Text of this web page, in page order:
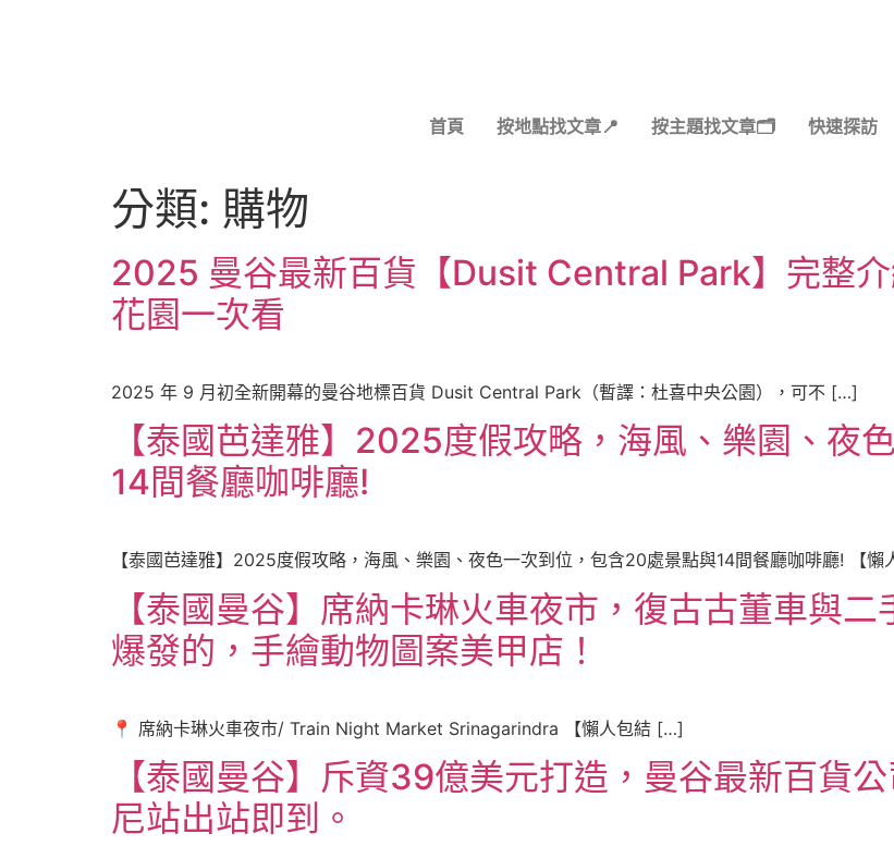
首頁 按地點找文章📍 按主題找文章🗂️ 快速探訪
分類: 購物
2025 曼谷最新百貨【Dusit Central Park】完整
花園一次看
2025 年 9 月初全新開幕的曼谷地標百貨 Dusit Central Park（暫譯：杜喜中央公園），可不 […]
【泰國芭達雅】2025度假攻略，海風、樂園、夜
14間餐廳咖啡廳!
【泰國芭達雅】2025度假攻略，海風、樂園、夜色一次到位，包含20處景點與14間餐廳咖啡廳! 【
【泰國曼谷】席納卡琳火車夜市，復古古董車與
爆發的，手繪動物圖案美甲店！
📍 席納卡琳火車夜市/ Train Night Market Srinagarindra 【懶人包結 […]
【泰國曼谷】斥資39億美元打造，曼谷最新百貨
尼站出站即到。